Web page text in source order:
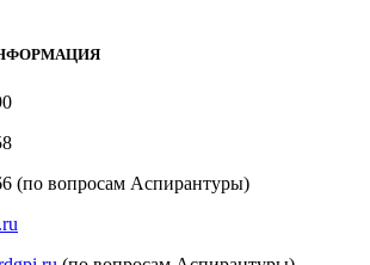
(по вопросам Аспирантуры)